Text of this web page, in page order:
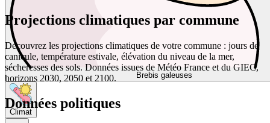
Brebis galeuses
Climat
Projections climatiques par commune
Découvrez les projections climatiques de votre commune : jours de
canicule, température estivale, élévation du niveau de la mer,
sécheresses des sols. Données issues de Météo France et du GIEC,
horizons 2030, 2050 et 2100.
Données politiques